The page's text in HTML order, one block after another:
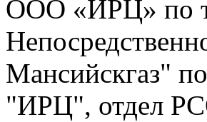
ООО «ИРЦ» по
Мансийскгаз"
"ИРЦ", отдел